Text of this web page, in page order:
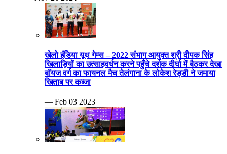
खेलो इंडिया यूथ गेम्स – 2022 संभाग आयुक्त श्री दीपक सिंह
खिलाड़ियों का उत्साहवर्धन करने पहुँचे दर्शक दीर्घा में बैठकर देखा
बॉयज वर्ग का फायनल मैच तेलंगाना के लोकेश रेड्डी ने जमाया
खिताब पर कब्जा
— Feb 03 2023